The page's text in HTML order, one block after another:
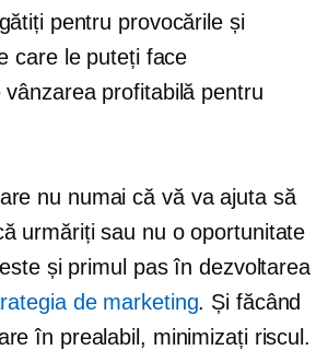
pentru provocările și
care le puteți face
vânzarea profitabilă pentru
nu numai că vă va ajuta să
urmăriți sau nu o oportunitate
și primul pas în dezvoltarea
de marketing. Și făcând
în prealabil, minimizați riscul.